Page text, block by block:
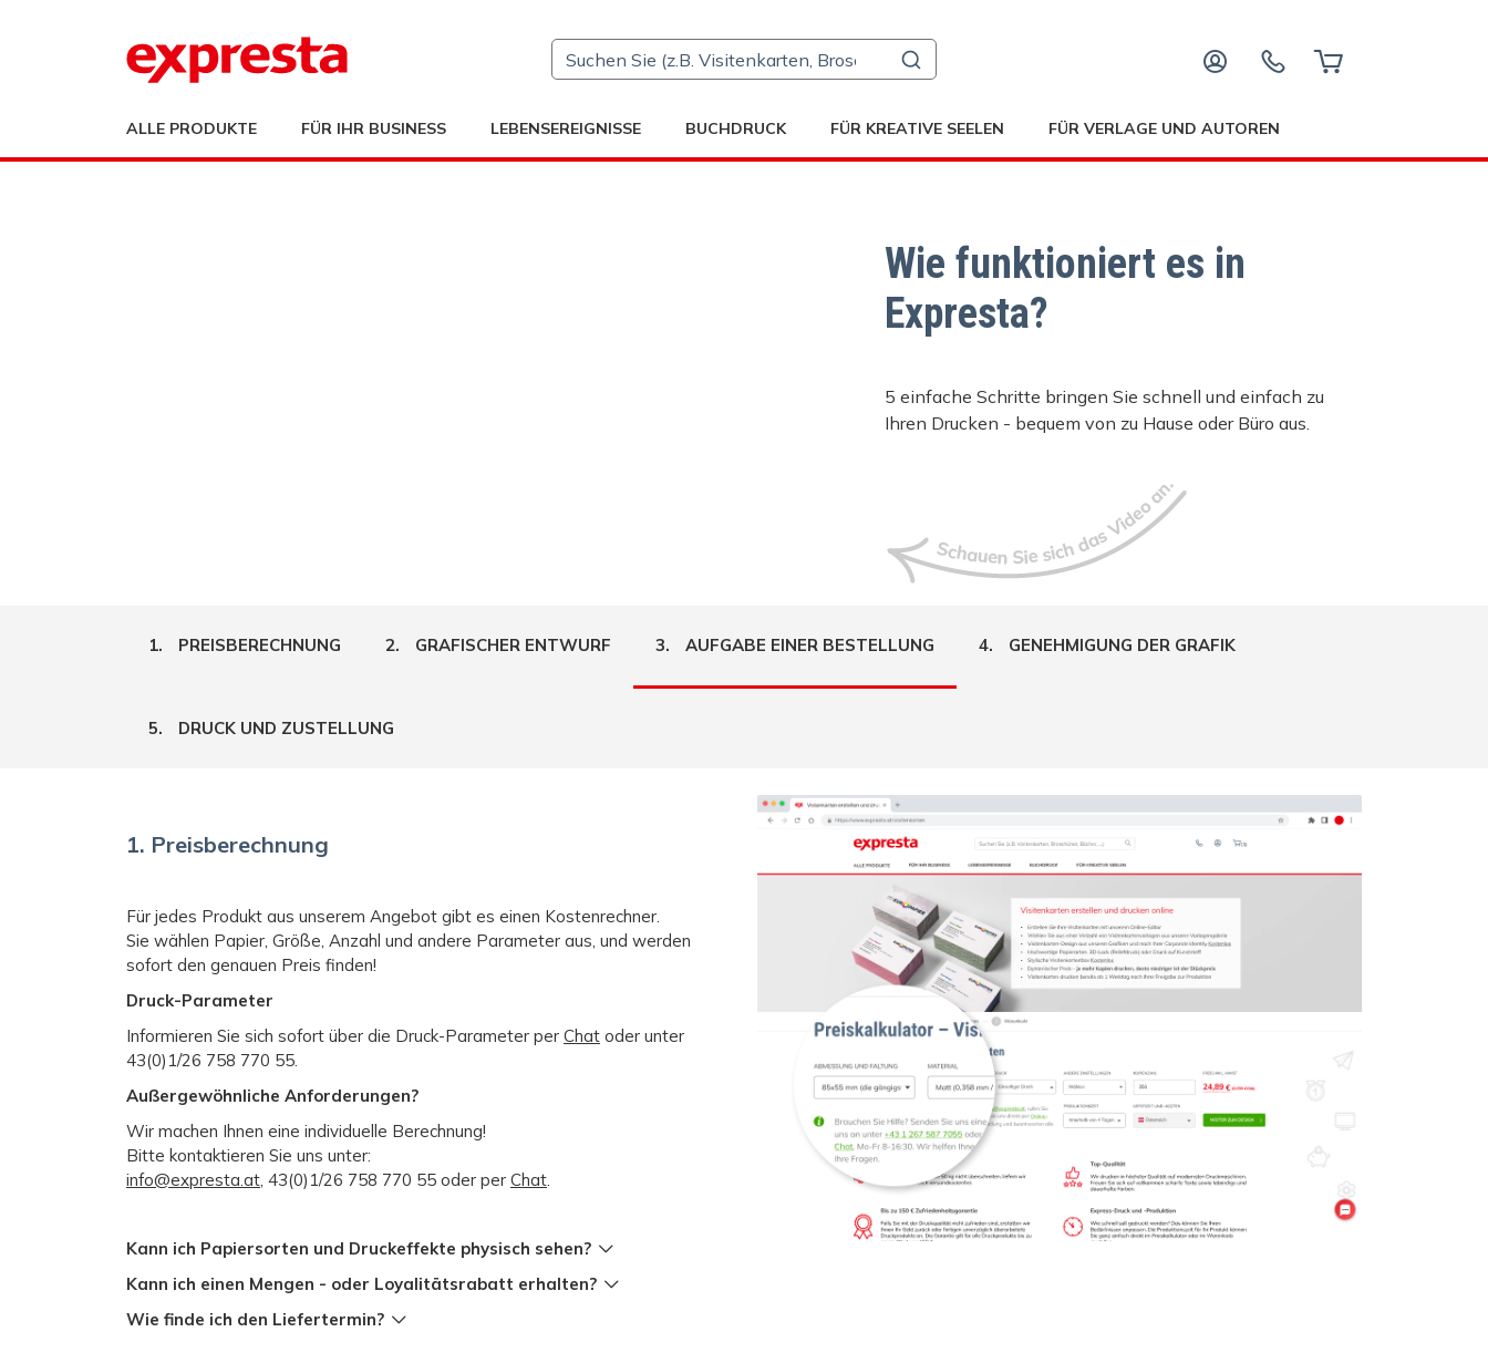
ALLE PRODUKTE FÜR IHR BUSINESS LEBENSEREIGNISSE BUCHDRUCK FÜR KREATIVE SEELEN FÜR VERLAGE UND AUTOREN
Wie funktioniert es in
Expresta?
5 einfache Schritte bringen Sie schnell und einfach zu
Ihren Drucken - bequem von zu Hause oder Büro aus.
1. PREISBERECHNUNG 2. GRAFISCHER ENTWURF 3. AUFGABE EINER BESTELLUNG 4. GENEHMIGUNG DER GRAFIK
5. DRUCK UND ZUSTELLUNG
1. Preisberechnung
Für jedes Produkt aus unserem Angebot gibt es einen Kostenrechner.
Sie wählen Papier, Größe, Anzahl und andere Parameter aus, und werden
sofort den genauen Preis finden!
Druck-Parameter
Informieren Sie sich sofort über die Druck-Parameter per Chat oder unter
43(0)1/26 758 770 55.
Außergewöhnliche Anforderungen?
Wir machen Ihnen eine individuelle Berechnung!
Bitte kontaktieren Sie uns unter:
info@expresta.at , 43(0)1/26 758 770 55 oder per Chat
Kann ich Papiersorten und Druckeffekte physisch sehen?
Kann ich einen Mengen - oder Loyalitätsrabatt erhalten?
Wie finde ich den Liefertermin?